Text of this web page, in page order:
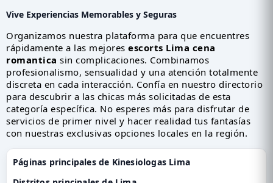
Vive Experiencias Memorables y Seguras
Organizamos nuestra plataforma para que encuentres
rápidamente a las mejores escorts Lima cena
romantica sin complicaciones. Combinamos
profesionalismo, sensualidad y una atención totalmente
discreta en cada interacción. Confía en nuestro directorio
para descubrir a las chicas más solicitadas de esta
categoría específica. No esperes más para disfrutar de
servicios de primer nivel y hacer realidad tus fantasías
con nuestras exclusivas opciones locales en la región.
Páginas principales de Kinesiologas Lima